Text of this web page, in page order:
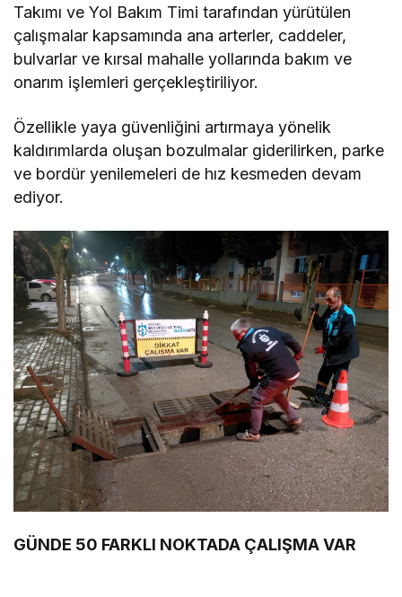
Takımı ve Yol Bakım Timi tarafından yürütülen
çalışmalar kapsamında ana arterler, caddeler,
bulvarlar ve kırsal mahalle yollarında bakım ve
onarım işlemleri gerçekleştiriliyor.
Özellikle yaya güvenliğini artırmaya yönelik
kaldırımlarda oluşan bozulmalar giderilirken, parke
ve bordür yenilemeleri de hız kesmeden devam
ediyor.
GÜNDE 50 FARKLI NOKTADA ÇALIŞMA VAR